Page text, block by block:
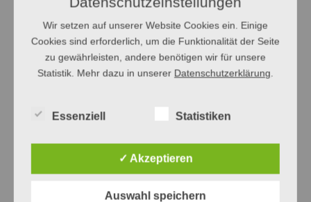
Wir setzen auf unserer Website Cookies ein. Einige
Cookies sind erforderlich, um die Funktionalität der Seite
zu gewährleisten, andere benötigen wir für unsere
Statistik. Mehr dazu in unserer Datenschutzerklärung
Essenziell Statistiken
✓ Akzeptieren
Auswahl speichern